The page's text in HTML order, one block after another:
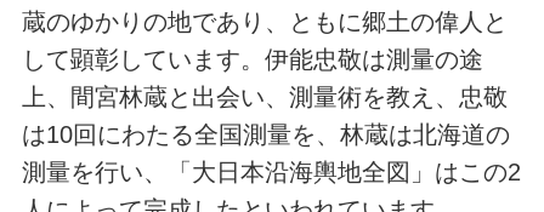
蔵のゆかりの地であり、ともに郷土の偉人と
して顕彰しています。伊能忠敬は測量の途
上、間宮林蔵と出会い、測量術を教え、忠敬
は10回にわたる全国測量を、林蔵は北海道の
測量を行い、「大日本沿海輿地全図」はこの2